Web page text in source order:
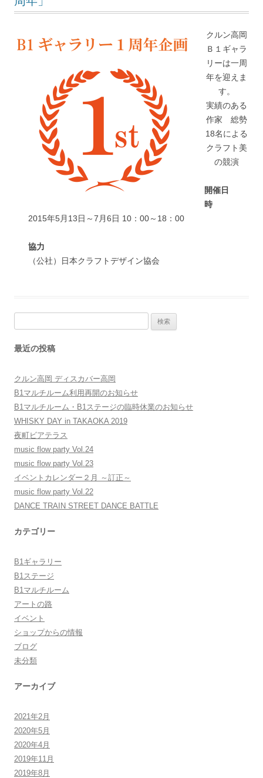
クルン高岡
Ｂ１ギャラ
リーは一周
年を迎えま
す。
実績のある
作家 総勢
18名による
クラフト美
の競演
開催日
時
2015年5月13日～7月6日 10：00～18：00
協力
（公社）日本クラフトデザイン協会
最近の投稿
クルン高岡 ディスカバー高岡
B1マルチルーム利用再開のお知らせ
B1マルチルーム・B1ステージの臨時休業のお知らせ
WHISKY DAY in TAKAOKA 2019
夜町ビアテラス
music flow party Vol.24
music flow party Vol.23
イベントカレンダー２月 ～訂正～
music flow party Vol.22
DANCE TRAIN STREET DANCE BATTLE
カテゴリー
B1ギャラリー
B1ステージ
B1マルチルーム
アートの路
イベント
ショップからの情報
ブログ
未分類
アーカイブ
2021年2月
2020年5月
2020年4月
2019年11月
2019年8月